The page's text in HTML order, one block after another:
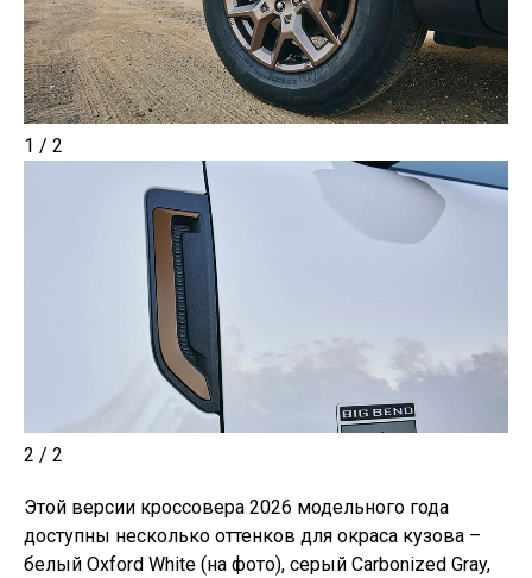
1 / 2
2 / 2
Этой версии кроссовера 2026 модельного года
доступны несколько оттенков для окраса кузова –
белый Oxford White (на фото), серый Carbonized Gray,